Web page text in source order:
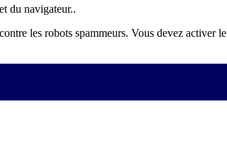
du navigateur..
les robots spammeurs. Vous devez activer